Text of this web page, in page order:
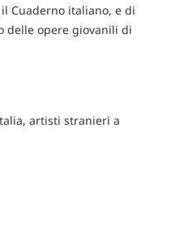
Cuaderno italiano, e di
delle opere giovanili di
artisti stranieri a